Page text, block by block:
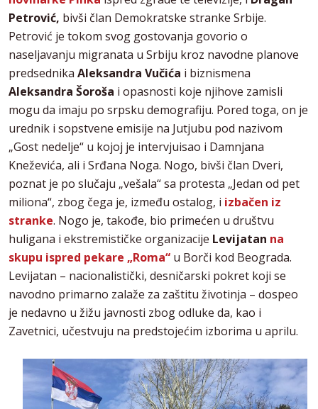
Petrović, bivši član Demokratske stranke Srbije.
Petrović je tokom svog gostovanja govorio o
naseljavanju migranata u Srbiju kroz navodne planove
predsednika Aleksandra Vučića i biznismena
Aleksandra Šoroša i opasnosti koje njihove zamisli
mogu da imaju po srpsku demografiju. Pored toga, on je
urednik i sopstvene emisije na Jutjubu pod nazivom
„Gost nedelje“ u kojoj je intervjuisao i Damnjana
Kneževića, ali i Srđana Noga. Nogo, bivši član Dveri,
poznat je po slučaju „vešala“ sa protesta „Jedan od pet
miliona“, zbog čega je, između ostalog, i izbačen iz
stranke. Nogo je, takođe, bio primećen u društvu
huligana i ekstremističke organizacije Levijatan na
skupu ispred pekare „Roma“ u Borči kod Beograda.
Levijatan – nacionalistički, desničarski pokret koji se
navodno primarno zalaže za zaštitu životinja – dospeo
je nedavno u žižu javnosti zbog odluke da, kao i
Zavetnici, učestvuju na predstojećim izborima u aprilu.